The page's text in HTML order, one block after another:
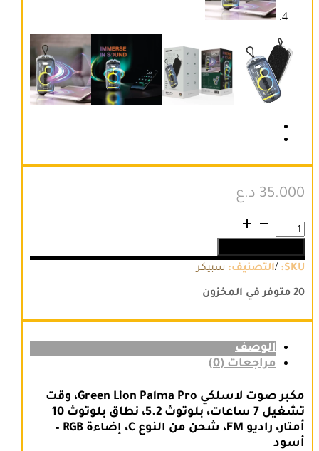
35.000 د.ع
كمية
مكبر
لاسلكي
Lion
SKU:
/التصنيف: سبيكر
20 متوفر في المخزون
الوصف
مراجعات (0)
مكبر صوت لاسلكي Green Lion Palma Pro، وقت
تشغيل 7 ساعات، بلوتوث 5.2، نطاق بلوتوث 10
أمتار، راديو FM، شحن من النوع C، إضاءة RGB –
أسود